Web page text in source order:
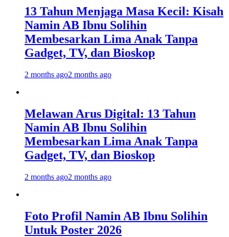
13 Tahun Menjaga Masa Kecil: Kisah
Namin AB Ibnu Solihin
Membesarkan Lima Anak Tanpa
Gadget, TV, dan Bioskop
2 months ago2 months ago
Melawan Arus Digital: 13 Tahun
Namin AB Ibnu Solihin
Membesarkan Lima Anak Tanpa
Gadget, TV, dan Bioskop
2 months ago2 months ago
Foto Profil Namin AB Ibnu Solihin
Untuk Poster 2026